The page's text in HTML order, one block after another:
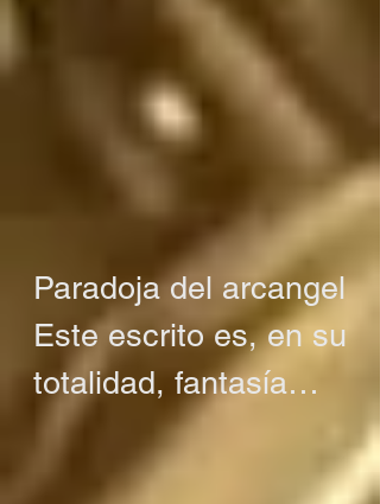
Paradoja del arcangel
Este escrito es, en su
totalidad, fantasía
O tal vez no es
fantasía